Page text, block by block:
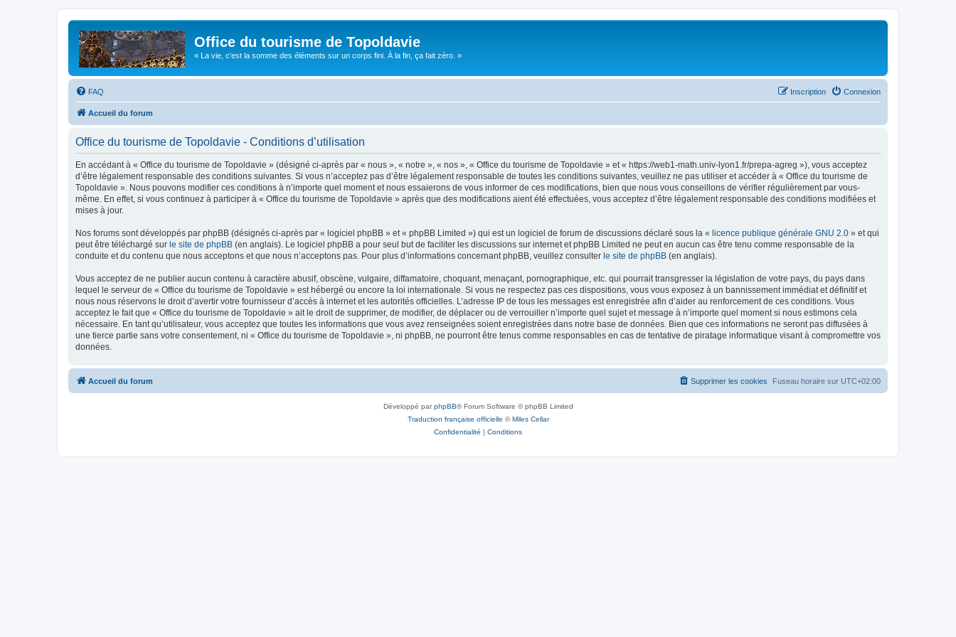
Office du tourisme de Topoldavie
« La vie, c'est la somme des éléments sur un corps fini. À la fin, ça fait zéro. »
FAQ Connexion
Inscription
Accueil du forum
Office du tourisme de Topoldavie - Conditions d’utilisation
En accédant à « Office du tourisme de Topoldavie » (désigné ci-après par « nous », « notre », « nos », « Office du tourisme de Topoldavie » et « https://web1-math.univ-lyon1.fr/prepa-agreg »), vous acceptez
d’être légalement responsable des conditions suivantes. Si vous n’acceptez pas d’être légalement responsable de toutes les conditions suivantes, veuillez ne pas utiliser et accéder à « Office du tourisme de
Topoldavie ». Nous pouvons modifier ces conditions à n’importe quel moment et nous essaierons de vous informer de ces modifications, bien que nous vous conseillons de vérifier régulièrement par vous-
même. En effet, si vous continuez à participer à « Office du tourisme de Topoldavie » après que des modifications aient été effectuées, vous acceptez d’être légalement responsable des conditions modifiées et
mises à jour.
Nos forums sont développés par phpBB (désignés ci-après par « logiciel phpBB » et « phpBB Limited ») qui est un logiciel de forum de discussions déclaré sous la « licence publique générale GNU 2.0 » et qui
peut être téléchargé sur le site de phpBB (en anglais). Le logiciel phpBB a pour seul but de faciliter les discussions sur internet et phpBB Limited ne peut en aucun cas être tenu comme responsable de la
conduite et du contenu que nous acceptons et que nous n’acceptons pas. Pour plus d’informations concernant phpBB, veuillez consulter le site de phpBB (en anglais).
Vous acceptez de ne publier aucun contenu à caractère abusif, obscène, vulgaire, diffamatoire, choquant, menaçant, pornographique, etc. qui pourrait transgresser la législation de votre pays, du pays dans
lequel le serveur de « Office du tourisme de Topoldavie » est hébergé ou encore la loi internationale. Si vous ne respectez pas ces dispositions, vous vous exposez à un bannissement immédiat et définitif et
nous nous réservons le droit d’avertir votre fournisseur d’accès à internet et les autorités officielles. L’adresse IP de tous les messages est enregistrée afin d’aider au renforcement de ces conditions. Vous
acceptez le fait que « Office du tourisme de Topoldavie » ait le droit de supprimer, de modifier, de déplacer ou de verrouiller n’importe quel sujet et message à n’importe quel moment si nous estimons cela
nécessaire. En tant qu’utilisateur, vous acceptez que toutes les informations que vous avez renseignées soient enregistrées dans notre base de données. Bien que ces informations ne seront pas diffusées à
une tierce partie sans votre consentement, ni « Office du tourisme de Topoldavie », ni phpBB, ne pourront être tenus comme responsables en cas de tentative de piratage informatique visant à compromettre vos
données.
Accueil du forum Fuseau horaire sur UTC+02:00
Supprimer les cookies
Développé parphpBB® Forum Software © phpBB Limited
Traduction française officielle ©Miles Cellar
Confidentialité | Conditions